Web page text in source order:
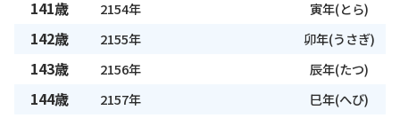
141歳 2154年 寅年(とら)
142歳 2155年 卯年(うさぎ)
143歳 2156年 辰年(たつ)
144歳 2157年 巳年(へび)